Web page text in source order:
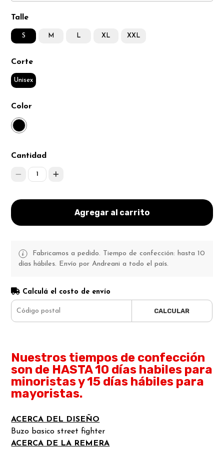
Talle
S M L XL XXL
Corte
Unisex
Color
Cantidad
1
Agregar al carrito
Fabricamos a pedido. Tiempo de confección: hasta 10
días hábiles. Envío por Andreani a todo el país.
Calculá el costo de envío
CALCULAR
Nuestros tiempos de confección
son de HASTA 10 días habiles para
minoristas y 15 días hábiles para
mayoristas.
ACERCA DEL DISEÑO
Buzo basico street fighter
ACERCA DE LA REMERA